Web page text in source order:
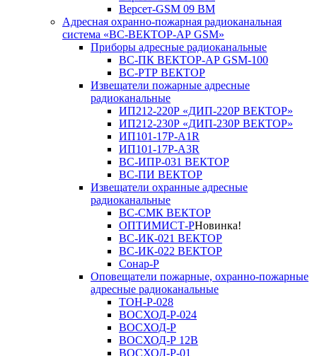
Версет-GSM 09 ВМ
Адресная охранно-пожарная радиоканальная
система «ВС-ВЕКТОР-АР GSM»
Приборы адресные радиоканальные
ВС-ПК ВЕКТОР-АР GSM-100
ВС-РТР ВЕКТОР
Извещатели пожарные адресные
радиоканальные
ИП212-220Р «ДИП-220Р ВЕКТОР»
ИП212-230Р «ДИП-230Р ВЕКТОР»
ИП101-17Р-A1R
ИП101-17Р-A3R
ВС-ИПР-031 ВЕКТОР
ВС-ПИ ВЕКТОР
Извещатели охранные адресные
радиоканальные
ВС-СМК ВЕКТОР
ОПТИМИСТ-РНовинка!
ВС-ИК-021 ВЕКТОР
ВС-ИК-022 ВЕКТОР
Сонар-Р
Оповещатели пожарные, охранно-пожарные
адресные радиоканальные
ТОН-Р-028
ВОСХОД-Р-024
ВОСХОД-Р
ВОСХОД-Р 12В
ВОСХОД-Р-01